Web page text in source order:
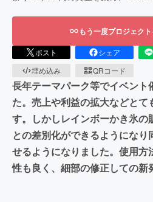
もう一度プロジェク
ポスト シェア
埋め込み
QRコード
長年テーマパーク等でイベント
た。売上や利益の拡大などとて
す。しかしレインボーかき氷の
との差別化ができるようにな
せるようになりました。使用方
性も良く、細部の修正しての新